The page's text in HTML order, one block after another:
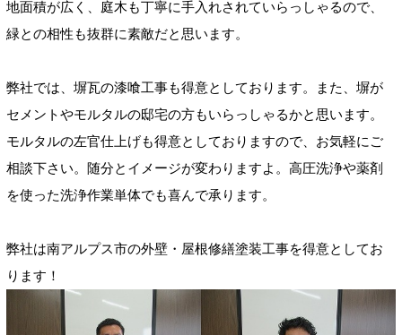
地面積が広く、庭木も丁寧に手入れされていらっしゃるので、
緑との相性も抜群に素敵だと思います。
弊社では、塀瓦の漆喰工事も得意としております。また、塀が
セメントやモルタルの邸宅の方もいらっしゃるかと思います。
モルタルの左官仕上げも得意としておりますので、お気軽にご
相談下さい。随分とイメージが変わりますよ。高圧洗浄や薬剤
を使った洗浄作業単体でも喜んで承ります。
弊社は南アルプス市の外壁・屋根修繕塗装工事を得意としてお
ります！